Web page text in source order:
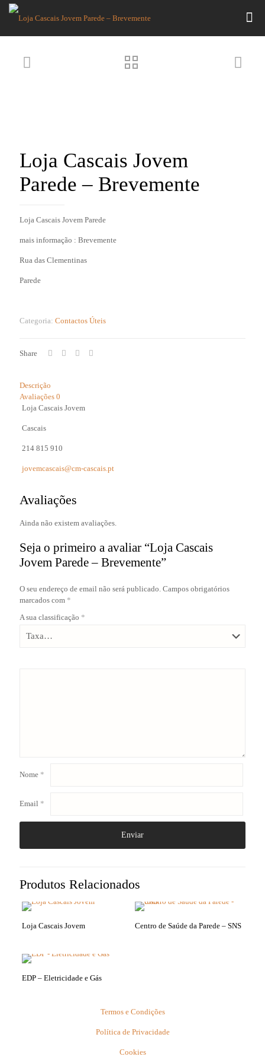
Loja Cascais Jovem
Parede – Brevemente
Loja Cascais Jovem Parede
mais informação : Brevemente
Rua das Clementinas
Parede
Categoria: Contactos Úteis
Share
Descrição
Avaliações 0
Loja Cascais Jovem
Cascais
214 815 910
jovemcascais@cm-cascais.pt
Avaliações
Ainda não existem avaliações.
Seja o primeiro a avaliar “Loja Cascais
Jovem Parede – Brevemente”
O seu endereço de email não será publicado. Campos obrigatórios
marcados com *
A sua classificação *
Nome *
Email *
Produtos Relacionados
Loja Cascais Jovem Centro de Saúde da Parede – SNS
EDP – Eletricidade e Gás
Termos e Condições
Política de Privacidade
Cookies